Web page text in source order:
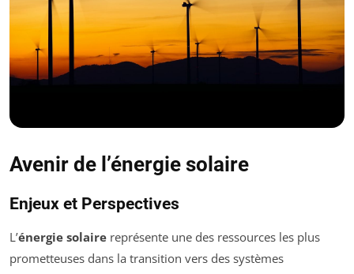
Avenir de l’énergie solaire
Enjeux et Perspectives
L’énergie solaire représente une des ressources les plus
prometteuses dans la transition vers des systèmes